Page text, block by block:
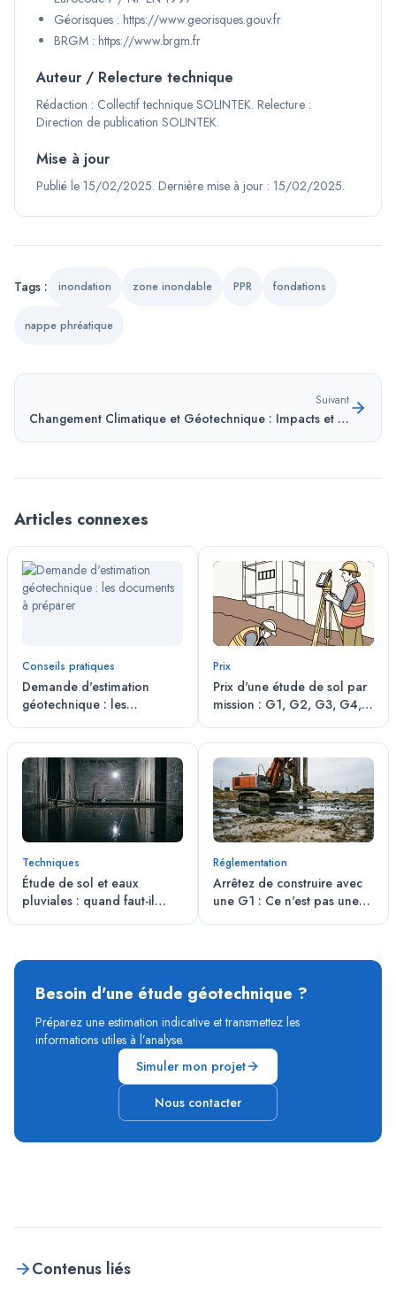
Géorisques : https://www.georisques.gouv.fr
BRGM : https://www.brgm.fr
Auteur / Relecture technique
Rédaction : Collectif technique SOLINTEK. Relecture :
Direction de publication SOLINTEK.
Mise à jour
Publié le 15/02/2025. Dernière mise à jour : 15/02/2025.
Tags : inondation zone inondable PPR fondations
nappe phréatique
Suivant
Changement Climatique et Géotechnique : Impacts et Projections 2025-2050
Articles connexes
Conseils pratiques
Demande d'estimation
géotechnique : les
Prix
Prix d'une étude de sol par
mission : G1, G2, G3, G4,
Techniques
Étude de sol et eaux
pluviales : quand faut-il
Réglementation
Arrêtez de construire avec
une G1 : Ce n'est pas une
Besoin d'une étude géotechnique ?
Préparez une estimation indicative et transmettez les
informations utiles à l’analyse.
Simuler mon projet
Nous contacter
Contenus liés